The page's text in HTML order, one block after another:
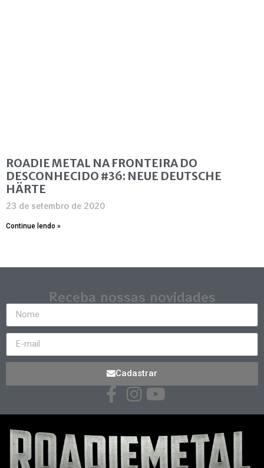
ROADIE METAL NA FRONTEIRA DO
DESCONHECIDO #36: NEUE DEUTSCHE
HÄRTE
23 de setembro de 2020
Continue lendo »
Receba nossas novidades
Cadastrar